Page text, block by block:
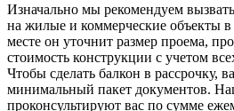
Изначально мы рекомендуем
на жилые и коммерческие объекты
месте он уточнит размер проема,
стоимость конструкции с учетом
Чтобы сделать балкон в рассрочку,
минимальный пакет документов.
проконсультируют вас по сумме